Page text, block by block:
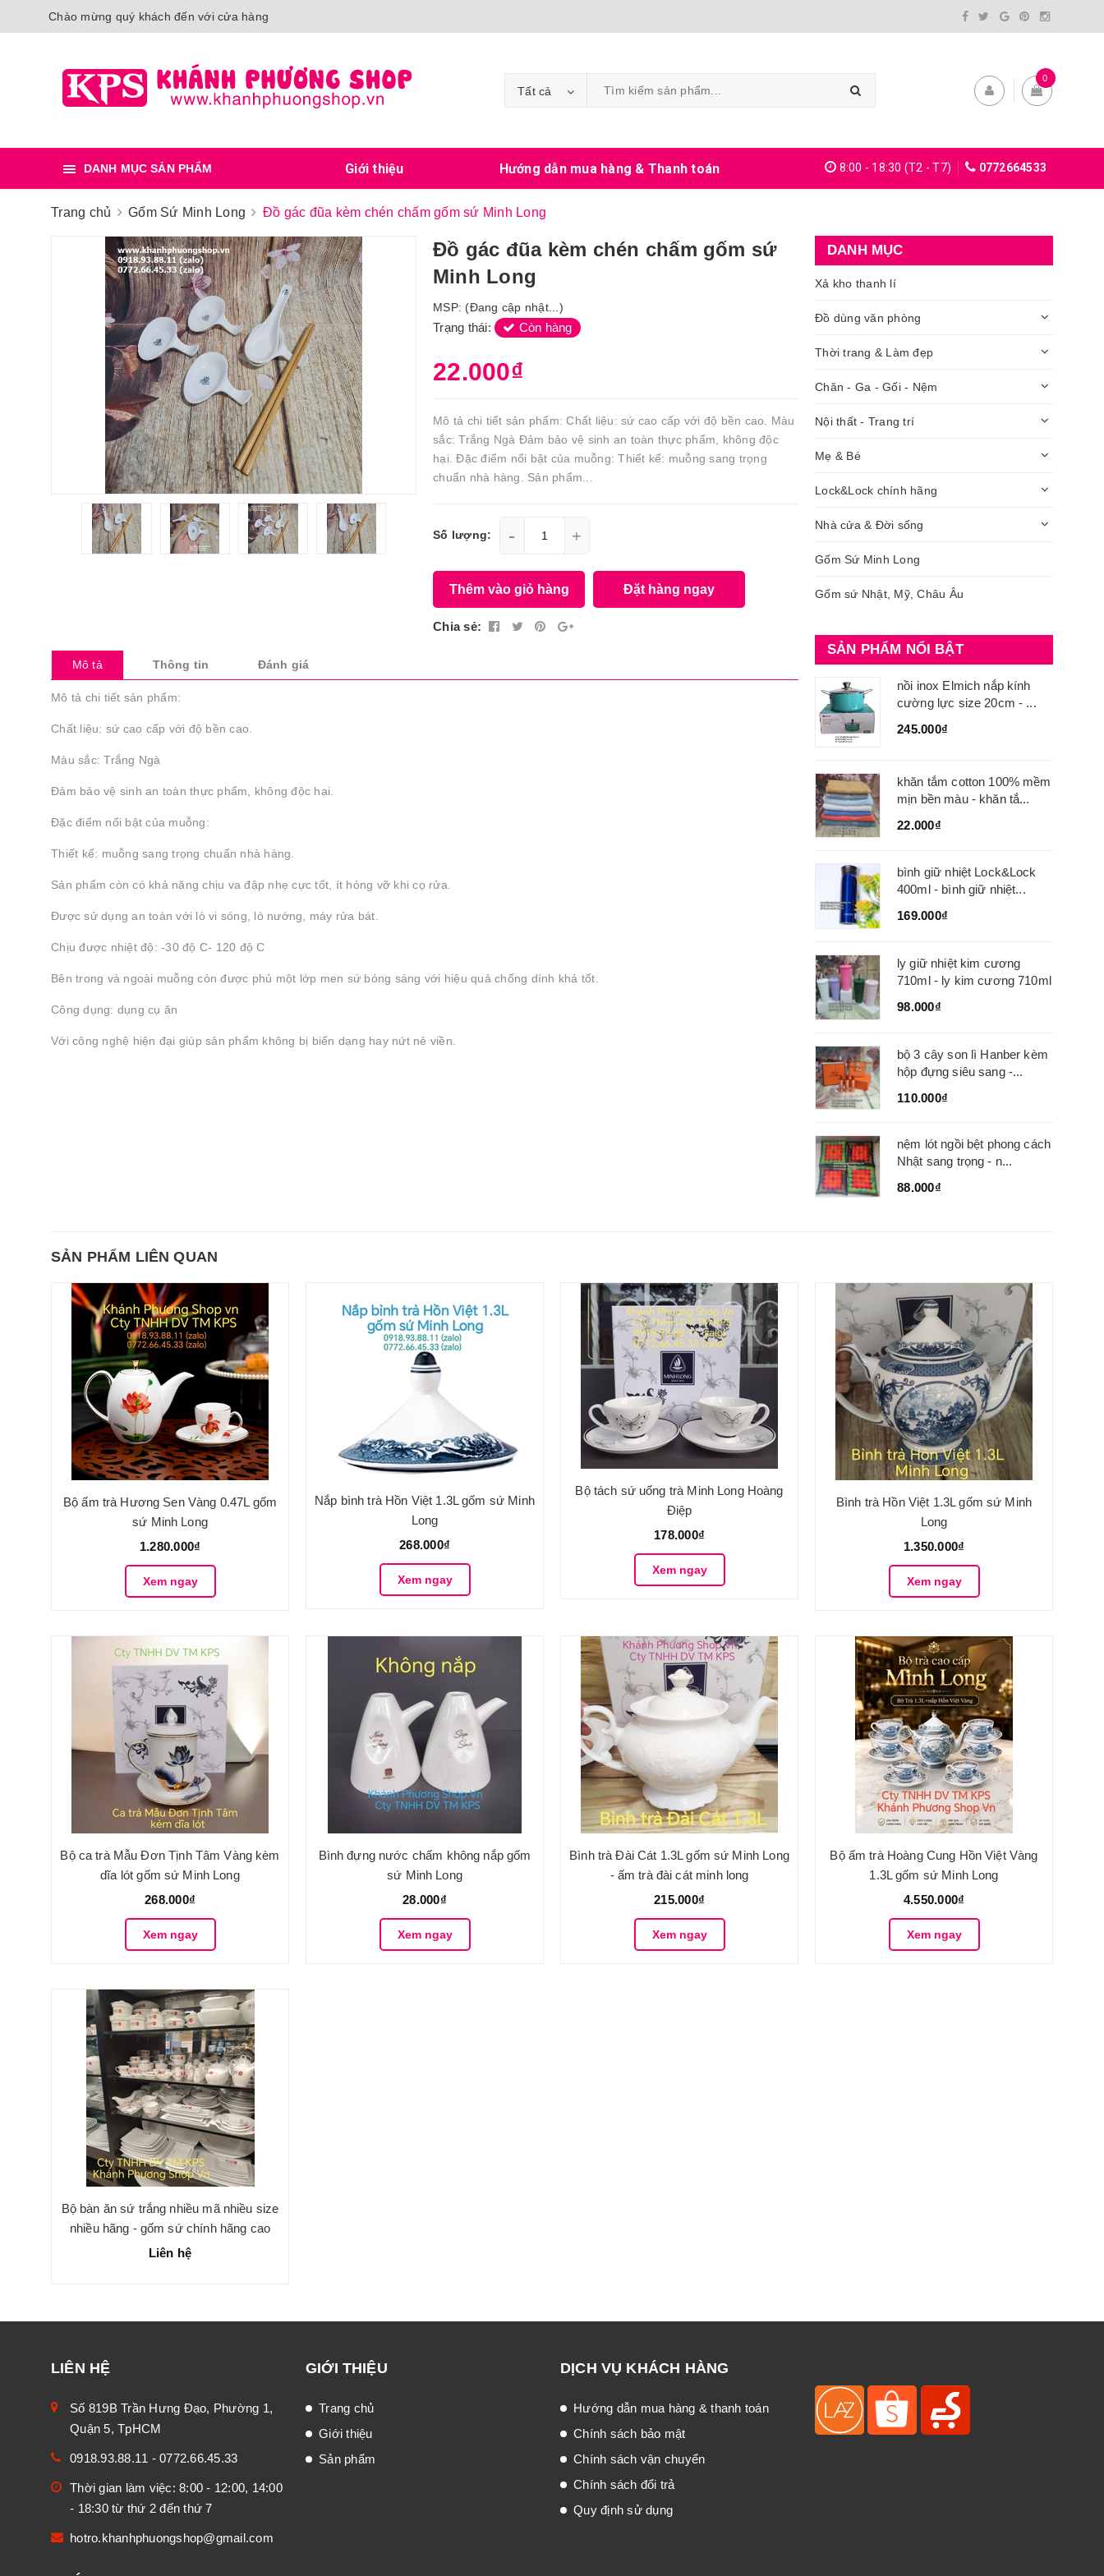
Chào mừng quý khách đến với cửa hàng
Tất cả
0
DANH MỤC SẢN PHẨM Giới thiệu Hướng dẫn mua hàng & Thanh toán 8:00 - 18:30 (T2 - T7) 0772664533
Trang chủ Gốm Sứ Minh Long Đồ gác đũa kèm chén chấm gốm sứ Minh Long
Đồ gác đũa kèm chén chấm gốm sứ
Minh Long
MSP: (Đang cập nhật...)
Trạng thái: Còn hàng
22.000₫
Mô tả chi tiết sản phẩm: Chất liệu: sứ cao cấp với độ bền cao. Màu
sắc: Trắng Ngà Đảm bảo vệ sinh an toàn thực phẩm, không độc
hại. Đặc điểm nổi bật của muỗng: Thiết kế: muỗng sang trọng
chuẩn nhà hàng. Sản phẩm...
Số lượng: - +
Thêm vào giỏ hàng Đặt hàng ngay
Chia sẻ:
Mô tả Thông tin Đánh giá
Mô tả chi tiết sản phẩm:
Chất liệu: sứ cao cấp với độ bền cao.
Màu sắc: Trắng Ngà
Đảm bảo vệ sinh an toàn thực phẩm, không độc hại.
Đặc điểm nổi bật của muỗng:
Thiết kế: muỗng sang trọng chuẩn nhà hàng.
Sản phẩm còn có khả năng chịu va đập nhẹ cực tốt, ít hỏng vỡ khi cọ rửa.
Được sử dụng an toàn với lò vi sóng, lò nướng, máy rửa bát.
Chịu được nhiệt độ: -30 độ C- 120 độ C
Bên trong và ngoài muỗng còn được phủ một lớp men sứ bóng sáng với hiệu quả chống dính khá tốt.
Công dụng: dụng cụ ăn
Với công nghệ hiện đại giúp sản phẩm không bị biến dạng hay nứt nẻ viền.
DANH MỤC
Xả kho thanh lí
Đồ dùng văn phòng
Thời trang & Làm đẹp
Chăn - Ga - Gối - Nệm
Nội thất - Trang trí
Mẹ & Bé
Lock&Lock chính hãng
Nhà cửa & Đời sống
Gốm Sứ Minh Long
Gốm sứ Nhật, Mỹ, Châu Âu
SẢN PHẨM NỔI BẬT
nồi inox Elmich nắp kính
cường lực size 20cm - ...
245.000₫
khăn tắm cotton 100% mềm
mịn bền màu - khăn tắ...
22.000₫
bình giữ nhiệt Lock&Lock
400ml - bình giữ nhiệt...
169.000₫
ly giữ nhiệt kim cương
710ml - ly kim cương 710ml
98.000₫
bộ 3 cây son lì Hanber kèm
hộp đựng siêu sang -...
110.000₫
nệm lót ngồi bệt phong cách
Nhật sang trọng - n...
88.000₫
SẢN PHẨM LIÊN QUAN
Bộ ấm trà Hương Sen Vàng 0.47L gốm
sứ Minh Long
1.280.000₫
Xem ngay
Nắp bình trà Hồn Việt 1.3L gốm sứ Minh
Long
268.000₫
Xem ngay
Bộ tách sứ uống trà Minh Long Hoàng
Điệp
178.000₫
Xem ngay
Bình trà Hồn Việt 1.3L gốm sứ Minh
Long
1.350.000₫
Xem ngay
Bộ ca trà Mẫu Đơn Tịnh Tâm Vàng kèm
dĩa lót gốm sứ Minh Long
268.000₫
Xem ngay
Bình đựng nước chấm không nắp gốm
sứ Minh Long
28.000₫
Xem ngay
Bình trà Đài Cát 1.3L gốm sứ Minh Long
- ấm trà đài cát minh long
215.000₫
Xem ngay
Bộ ấm trà Hoàng Cung Hồn Việt Vàng
1.3L gốm sứ Minh Long
4.550.000₫
Xem ngay
Bộ bàn ăn sứ trắng nhiều mã nhiều size
nhiều hãng - gốm sứ chính hãng cao
cấp
Liên hệ
LIÊN HỆ
Số 819B Trần Hưng Đạo, Phường 1,
Quận 5, TpHCM
0918.93.88.11 - 0772.66.45.33
Thời gian làm việc: 8:00 - 12:00, 14:00
- 18:30 từ thứ 2 đến thứ 7
hotro.khanhphuongshop@gmail.com
GIỚI THIỆU
Trang chủ
Giới thiệu
Sản phẩm
DỊCH VỤ KHÁCH HÀNG
Hướng dẫn mua hàng & thanh toán
Chính sách bảo mật
Chính sách vận chuyển
Chính sách đổi trả
Quy định sử dụng